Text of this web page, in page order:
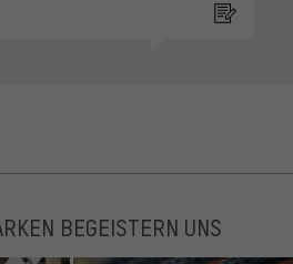
BEGEISTERN UNS